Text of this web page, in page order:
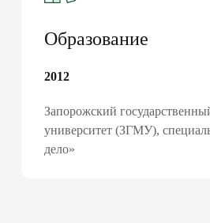
Образование
2012
Запорожский
университет (ЗГМУ),
дело»